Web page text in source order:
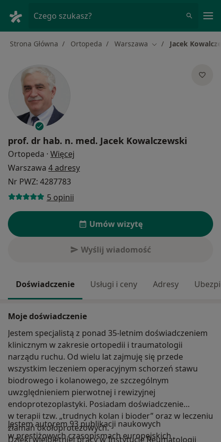
Czego szukasz?
Strona Główna Ortopeda Warszawa Zmień miasto
Jacek
prof. dr hab. n. med. Jacek Kowalczewski
Ortopeda · Więcej
Warszawa 4 adresy
Nr PWZ: 4287783
5 opinii
Umów wizytę
Wyślij wiadomość
Doświadczenie Usługi i ceny Adresy
Moje doświadczenie
Jestem specjalistą z ponad 35-letnim doświadczeniem
klinicznym w zakresie ortopedii i traumatologii
narządu ruchu. Od wielu lat zajmuję się przede
wszystkim leczeniem operacyjnym schorzeń stawu
biodrowego i kolanowego, ze szczególnym
uwzględnieniem pierwotnej i rewizyjnej
endoprotezoplastyki. Posiadam doświadczenie
w terapii tzw. „trudnych kolan i bioder” oraz w leczeniu
złamań okołoprotezowych.
Dzięki wieloletniej pracy w Instytucie Reumatologii
Jestem autorem 93 publikacji naukowych
w prestiżowych czasopismach europejskich